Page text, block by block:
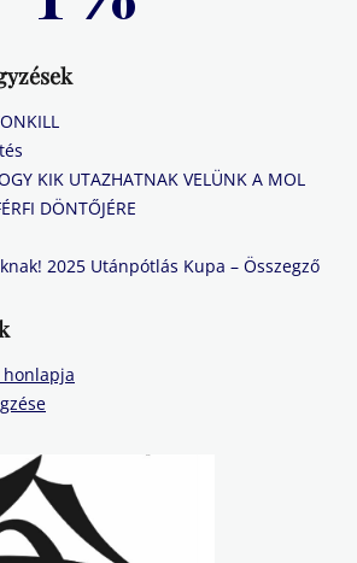
KIK UTAZHATNAK VELÜNK A MOL
DÖNTŐJÉRE
2025 Utánpótlás Kupa – Összegző
honlapja